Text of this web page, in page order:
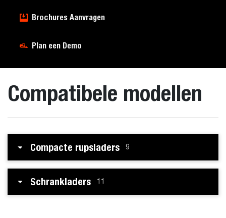
Brochures Aanvragen
Plan een Demo
Compatibele modellen
Compacte rupsladers 9
Schrankladers 11